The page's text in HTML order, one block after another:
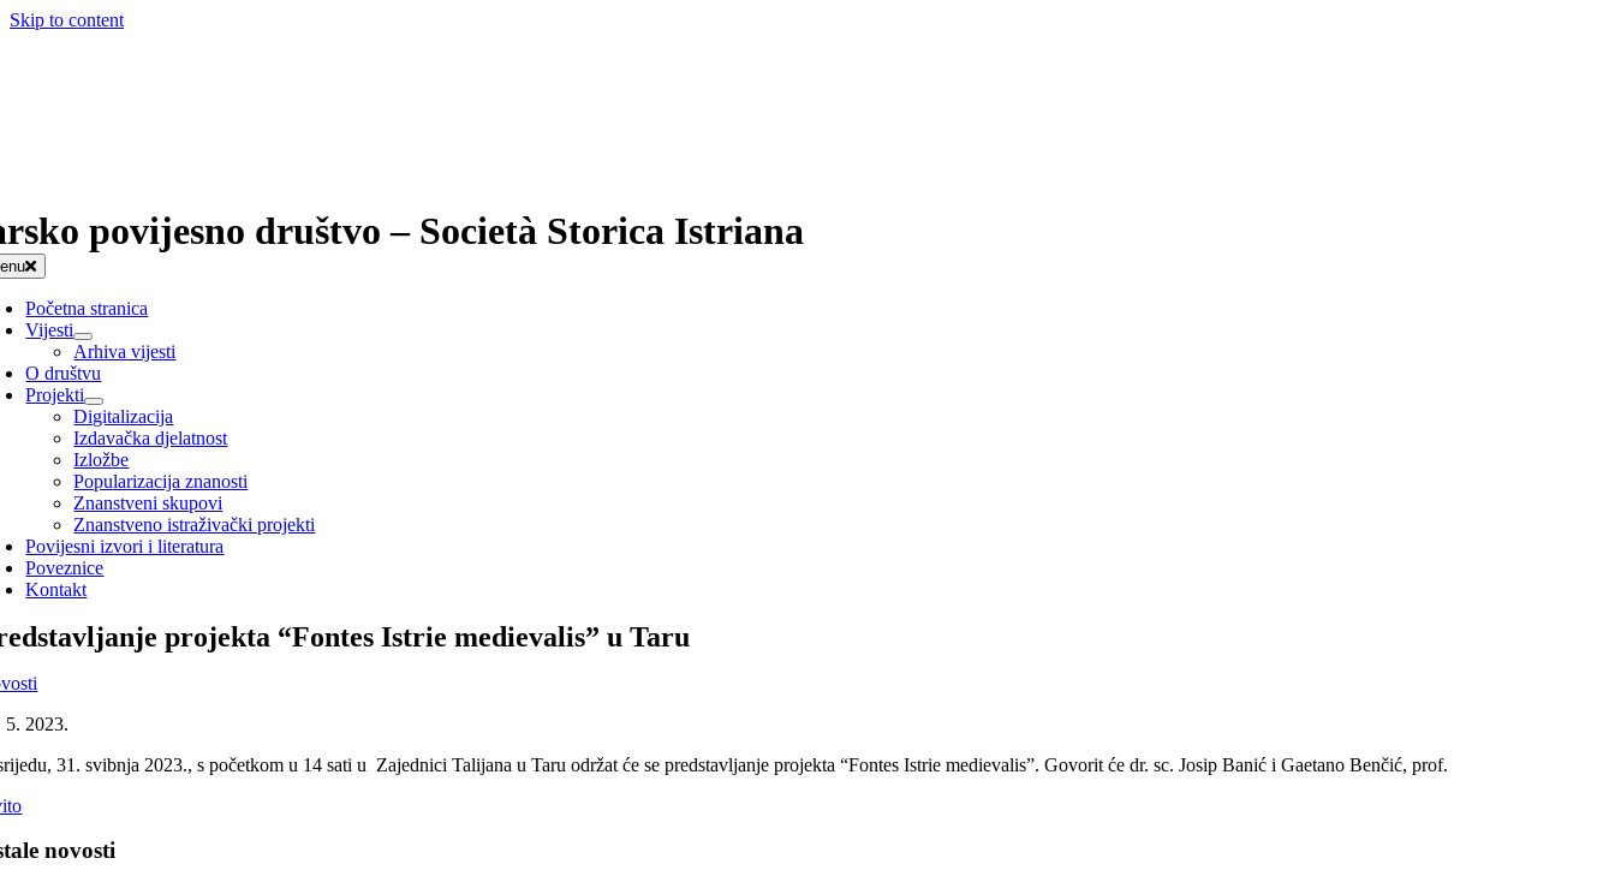
Skip to content
povijesno društvo – Società Storica Istriana
Početna stranica
Vijesti
Arhiva vijesti
O društvu
Projekti
Digitalizacija
Izdavačka djelatnost
Izložbe
Popularizacija znanosti
Znanstveni skupovi
Znanstveno istraživački projekti
Povijesni izvori i literatura
Poveznice
Kontakt
projekta “Fontes Istrie medievalis” u Taru
5. 2023.
31. svibnja 2023., s početkom u 14 sati u Zajednici Talijana u Taru održat će se predstavljanje projekta “Fontes Istrie medievalis”. Govorit će dr. sc. Josip Banić i Gaetano Benčić, prof.
novosti